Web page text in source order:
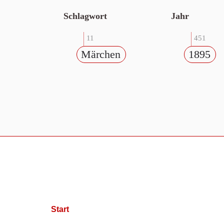
Schlagwort
11
Märchen
Jahr
451
1895
Start